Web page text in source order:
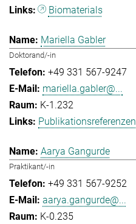
Biomaterials
Mariella Gabler
Doktorand/-in
+49 331 567-9247
mariella.gabler@...
K-1.232
Publikationsreferenzen
Aarya Gangurde
Praktikant/-in
+49 331 567-9252
aarya.gangurde@...
K-0.235